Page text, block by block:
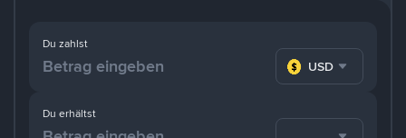
Du zahlst
USD
Du erhältst